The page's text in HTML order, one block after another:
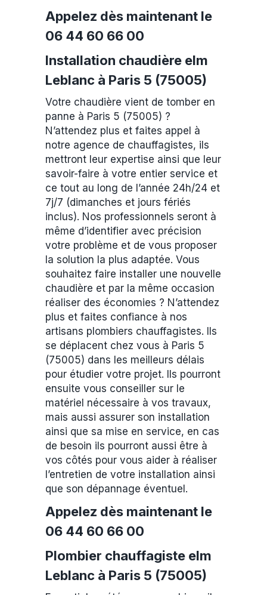
Appelez dès maintenant le
06 44 60 66 00
Installation chaudière elm
Leblanc à Paris 5 (75005)
Votre chaudière vient de tomber en
panne à Paris 5 (75005) ?
N’attendez plus et faites appel à
notre agence de chauffagistes, ils
mettront leur expertise ainsi que leur
savoir-faire à votre entier service et
ce tout au long de l’année 24h/24 et
7j/7 (dimanches et jours fériés
inclus). Nos professionnels seront à
même d’identifier avec précision
votre problème et de vous proposer
la solution la plus adaptée. Vous
souhaitez faire installer une nouvelle
chaudière et par la même occasion
réaliser des économies ? N’attendez
plus et faites confiance à nos
artisans plombiers chauffagistes. Ils
se déplacent chez vous à Paris 5
(75005) dans les meilleurs délais
pour étudier votre projet. Ils pourront
ensuite vous conseiller sur le
matériel nécessaire à vos travaux,
mais aussi assurer son installation
ainsi que sa mise en service, en cas
de besoin ils pourront aussi être à
vos côtés pour vous aider à réaliser
l’entretien de votre installation ainsi
que son dépannage éventuel.
Appelez dès maintenant le
06 44 60 66 00
Plombier chauffagiste elm
Leblanc à Paris 5 (75005)